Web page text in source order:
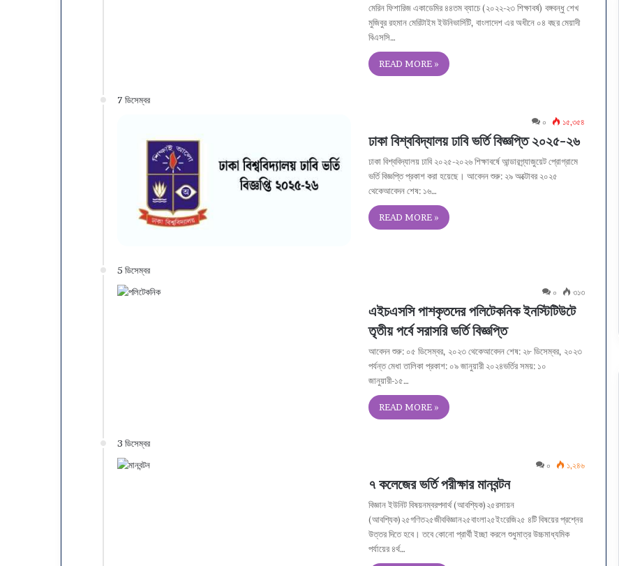
মেরিন ফিশারিজ একাডেমির ৪৪তম ব্যাচে (২০২২-২৩ শিক্ষাবর্ষ) বঙ্গবন্ধু শেখ
মুজিবুর রহমান মেরিটাইম ইউনিভার্সিটি, বাংলাদেশ এর অধীনে ০৪ বছর মেয়াদী
বিএসসি…
READ MORE »
7 ডিসেম্বর
০ ১৫,৩৫৪
ঢাকা বিশ্ববিদ্যালয় ঢাবি ভর্তি বিজ্ঞপ্তি ২০২৫-২৬
ঢাকা বিশ্ববিদ্যালয় ঢাবি ২০২৫-২০২৬ শিক্ষাবর্ষে আন্ডারগ্র্যাজুয়েট প্রোগ্রামে
ভর্তি বিজ্ঞপ্তি প্রকাশ করা হয়েছে। আবেদন শুরু: ২৯ অক্টোবর ২০২৫
থেকেআবেদন শেষ: ১৬…
READ MORE »
5 ডিসেম্বর
০ ৩১৩
এইচএসসি পাশকৃতদের পলিটেকনিক ইনস্টিটিউটে
তৃতীয় পর্বে সরাসরি ভর্তি বিজ্ঞপ্তি
আবেদন শুরু: ০৫ ডিসেম্বর, ২০২৩ থেকেআবেদন শেষ: ২৮ ডিসেম্বর, ২০২৩
পর্যন্ত মেধা তালিকা প্রকাশ: ০৯ জানুয়ারী ২০২৪ভর্তির সময়: ১০
জানুয়ারী-১৫…
READ MORE »
3 ডিসেম্বর
০ ১,২৪৬
৭ কলেজের ভর্তি পরীক্ষার মানবন্টন
বিজ্ঞান ইউনিট বিষয়নম্বরপদার্থ (আবশ্যিক)২৫রসায়ন
(আবশ্যিক)২৫গণিত২৫জীববিজ্ঞান২৫বাংলা২৫ইংরেজি২৫ ৪টি বিষয়ের প্রশ্নের
উত্তর দিতে হবে। তবে কোনো প্রার্থী ইচ্ছা করলে শুধুমাত্র উচ্চমাধ্যমিক
পর্যায়ের ৪র্থ…